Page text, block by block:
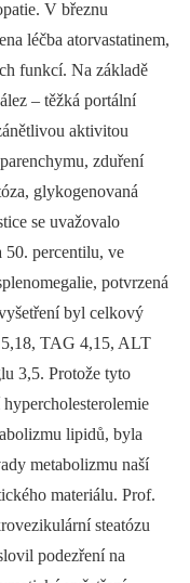
V březnu
léčba atorvastatinem,
funkcí. Na základě
–⁠ těžká portální
aktivitou
zduření
glykogenovaná
se uvažovalo
percentilu, ve
potvrzená
byl celkový
TAG 4,15, ALT
3,5. Protože tyto
lipidů, byla
metabolizmu naší
materiálu. Prof.
steatózu
podezření na